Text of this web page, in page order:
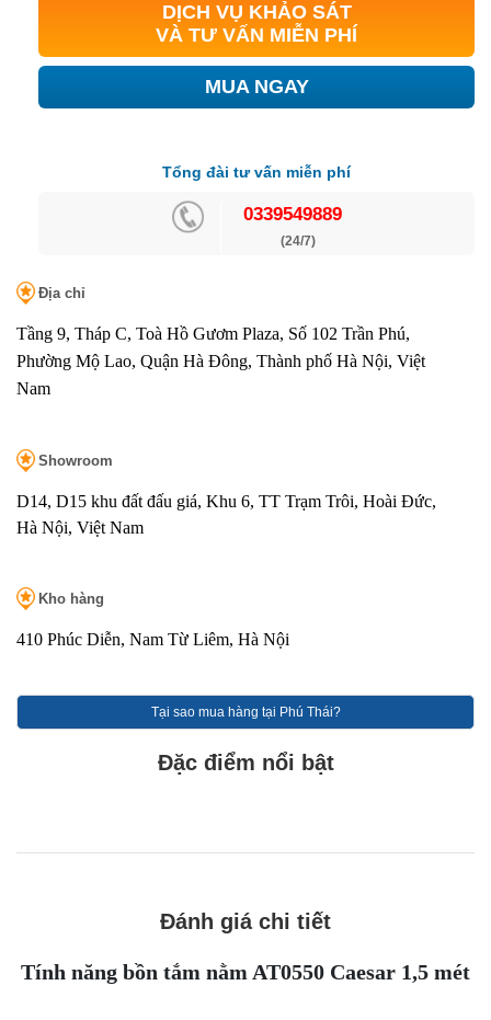
DỊCH VỤ KHẢO SÁT
VÀ TƯ VẤN MIỄN PHÍ
MUA NGAY
Tổng đài tư vấn miễn phí
0339549889
(24/7)
Địa chỉ
Tầng 9, Tháp C, Toà Hồ Gươm Plaza, Số 102 Trần Phú,
Phường Mộ Lao, Quận Hà Đông, Thành phố Hà Nội, Việt
Nam
Showroom
D14, D15 khu đất đấu giá, Khu 6, TT Trạm Trôi, Hoài Đức,
Hà Nội, Việt Nam
Kho hàng
410 Phúc Diễn, Nam Từ Liêm, Hà Nội
Tại sao mua hàng tại Phú Thái?
Đặc điểm nổi bật
Đánh giá chi tiết
Tính năng bồn tắm nằm AT0550 Caesar 1,5 mét